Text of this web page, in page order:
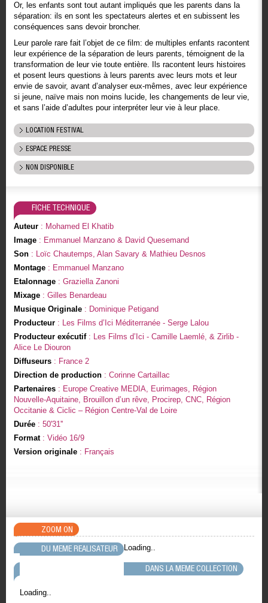
Or, les enfants sont tout autant impliqués que les parents dans la
séparation: ils en sont les spectateurs alertes et en subissent les
conséquences sans devoir broncher.
Leur parole rare fait l’objet de ce film: de multiples enfants racontent
leur expérience de la séparation de leurs parents, témoignent de la
transformation de leur vie toute entière. Ils racontent leurs histoires
et posent leurs questions à leurs parents avec leurs mots et leur
envie de savoir, avant d’analyser eux-mêmes, avec leur expérience
si jeune, naïve mais non moins lucide, les changements de leur vie,
et sans l’aide d’adultes pour interpréter leur vie à leur place.
LOCATION FESTIVAL
ESPACE PRESSE
NON DISPONIBLE
FICHE TECHNIQUE
Auteur: Mohamed El Khatib
Image: Emmanuel Manzano & David Quesemand
Son: Loïc Chautemps, Alan Savary & Mathieu Desnos
Montage: Emmanuel Manzano
Etalonnage: Graziella Zanoni
Mixage: Gilles Benardeau
Musique Originale: Dominique Petigand
Producteur: Les Films d’Ici Méditerranée - Serge Lalou
Producteur exécutif: Les Films d’Ici - Camille Laemlé, & Zirlib -
Alice Le Diouron
Diffuseurs: France 2
Direction de production: Corinne Cartaillac
Partenaires: Europe Creative MEDIA, Eurimages, Région
Nouvelle-Aquitaine, Brouillon d’un rêve, Procirep, CNC, Région
Occitanie & Ciclic – Région Centre-Val de Loire
Durée: 50'31''
Format: Vidéo 16/9
Version originale: Français
ZOOM ON
DU MEME REALISATEUR
Loading..
DANS LA MEME COLLECTION
Loading..